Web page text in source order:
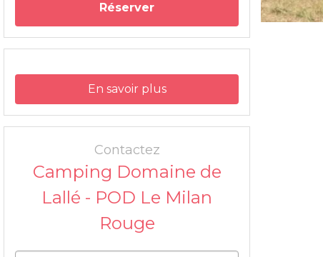
Réserver
En savoir plus
Contactez
Camping Domaine de
Lallé - POD Le Milan
Rouge